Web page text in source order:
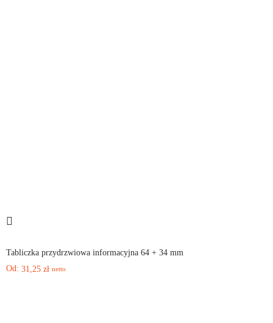
Tabliczka przydrzwiowa informacyjna 64 + 34 mm
Od: 31,25 zł netto